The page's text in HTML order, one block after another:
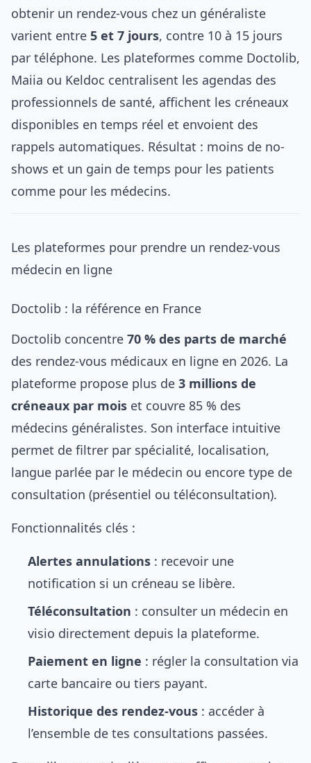
obtenir un rendez-vous chez un généraliste
varient entre 5 et 7 jours, contre 10 à 15 jours
par téléphone. Les plateformes comme Doctolib,
Maiia ou Keldoc centralisent les agendas des
professionnels de santé, affichent les créneaux
disponibles en temps réel et envoient des
rappels automatiques. Résultat : moins de no-
shows et un gain de temps pour les patients
comme pour les médecins.
Les plateformes pour prendre un rendez-vous
médecin en ligne
Doctolib : la référence en France
Doctolib concentre 70 % des parts de marché
des rendez-vous médicaux en ligne en 2026. La
plateforme propose plus de 3 millions de
créneaux par mois et couvre 85 % des
médecins généralistes. Son interface intuitive
permet de filtrer par spécialité, localisation,
langue parlée par le médecin ou encore type de
consultation (présentiel ou téléconsultation).
Fonctionnalités clés :
Alertes annulations : recevoir une
notification si un créneau se libère.
Téléconsultation : consulter un médecin en
visio directement depuis la plateforme.
Paiement en ligne : régler la consultation via
carte bancaire ou tiers payant.
Historique des rendez-vous : accéder à
l’ensemble de tes consultations passées.